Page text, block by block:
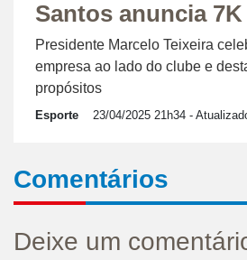
Santos anuncia 7K
Presidente Marcelo Teixeira
empresa ao lado do clube e
propósitos
Esporte 23/04/2025 21h34 -
Comentários
Deixe um